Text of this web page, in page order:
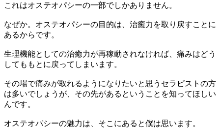
これはオステオパシーの一部でしかありません。
なぜか。オステオパシーの目的は、治癒力を取り戻すことに
あるからです。
生理機能としての治癒力が再稼動されなければ、痛みはどう
してももとに戻ってしまいます。
その場で痛みが取れるようになりたいと思うセラピストの方
は多いでしょうが、その先があるということを知ってほしい
んです。
オステオパシーの魅力は、そこにあると僕は思います。